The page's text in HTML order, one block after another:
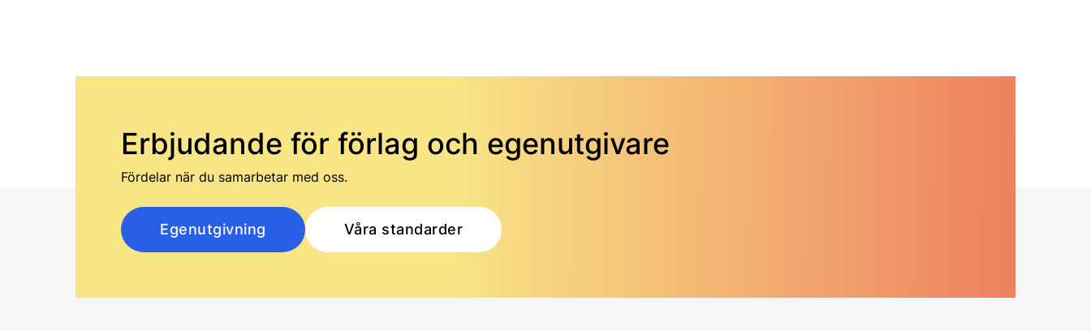
Erbjudande för förlag och egenutgivare
Fördelar när du samarbetar med oss.
Egenutgivning Våra standarder